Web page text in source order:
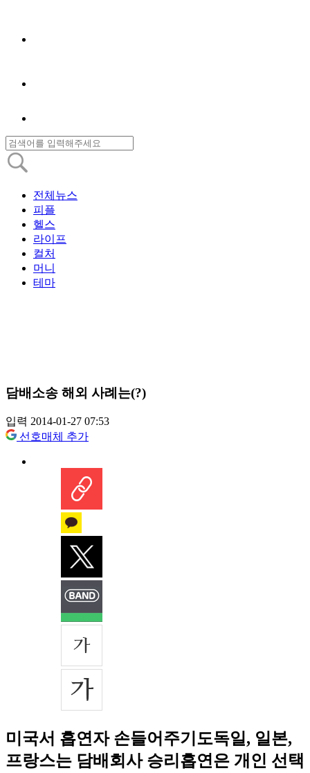
전체뉴스
피플
헬스
라이프
컬처
머니
테마
담배소송 해외 사례는(?)
입력 2014-01-27 07:53
선호매체 추가
미국서 흡연자 손들어주기도독일, 일본,
프랑스는 담배회사 승리흡연은 개인 선택